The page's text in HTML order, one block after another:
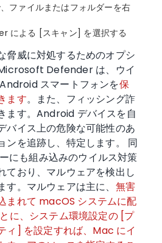
ファイルまたはフォルダーを右
よる [スキャン] を選択する
脅威に対処するためのオプシ
Defender は、ウイ
スマートフォンを保
ます。また、フィッシング詐
ます。Android デバイスを自
バイス上の危険な可能性のあ
を追跡し、特定します。
同
にも組み込みのウイルス対策
ており、マルウェアを検出し
。マルウェアは主に、 無害
まれて macOS システムに配
に、システム環境設定の [プ
ィ] を設定すれば、Mac にイ